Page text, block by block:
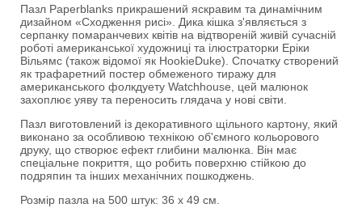
Пазл Paperblanks прикрашений яскравим та динамічним
дизайном «Сходження рисі». Дика кішка з'являється з
серпанку помаранчевих квітів на відтвореній живій сучасній
роботі американської художниці та ілюстраторки Еріки
Вільямс (також відомої як HookieDuke). Спочатку створений
як трафаретний постер обмеженого тиражу для
американського фолкдуету Watchhouse, цей малюнок
захоплює уяву та переносить глядача у нові світи.
Пазл виготовлений із декоративного щільного картону, який
виконано за особливою технікою об'ємного кольорового
друку, що створює ефект глибини малюнка. Він має
спеціальне покриття, що робить поверхню стійкою до
подряпин та інших механічних пошкоджень.
Розмір пазла на 500 штук: 36 х 49 см.